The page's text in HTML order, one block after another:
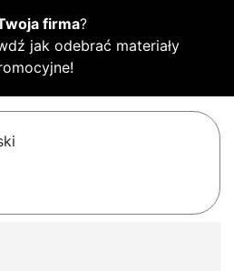
firma?
jak odebrać materiały